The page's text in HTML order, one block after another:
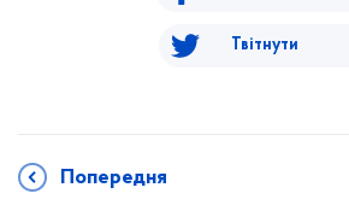
Твітнути
Попередня